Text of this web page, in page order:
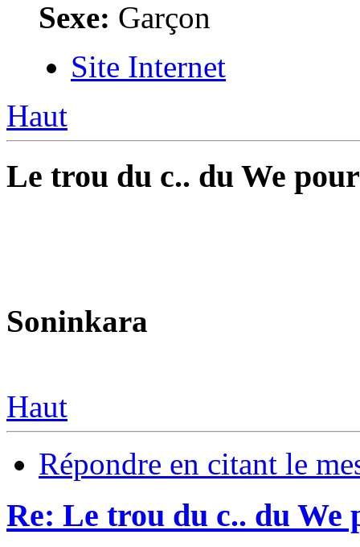
Sexe: Garçon
Site Internet
Haut
Le trou du c.. du We
Soninkara
Haut
Répondre en citant le
Re: Le trou du c.. du We